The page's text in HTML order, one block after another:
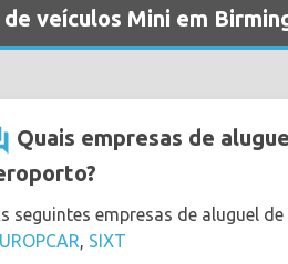
veículos Mini em
Quais empresas de
seguintes empresas de aluguel
SIXT